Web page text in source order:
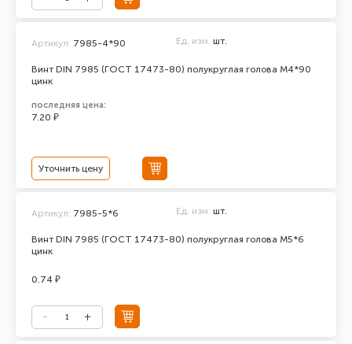
Винт DIN 7985 (ГОСТ 17473-80) полукруглая голова М4*90
цинк
Артикул: 7985-4*90 Ед. изм. шт.
последняя цена:
7.20 ₽
Уточнить цену
Винт DIN 7985 (ГОСТ 17473-80) полукруглая голова М5*6
цинк
Артикул: 7985-5*6 Ед. изм. шт.
0.74 ₽